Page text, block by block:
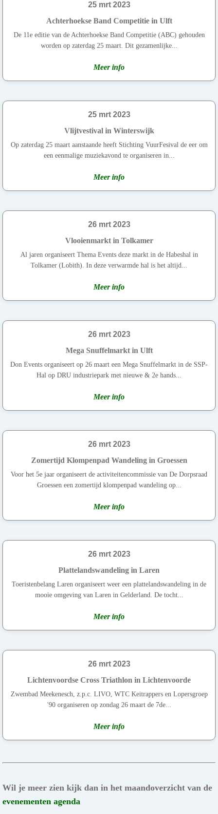
25 mrt 2023
Achterhoekse Band Competitie in Ulft
De 11e editie van de Achterhoekse Band Competitie (ABC) gehouden
worden op zaterdag 25 maart. Dit gezamenlijke...
Meer info
25 mrt 2023
Vlijtvestival in Winterswijk
Op zaterdag 25 maart aanstaande heeft Stichting VuurFesival de eer om
een eenmalige muziekavond te organiseren in...
Meer info
26 mrt 2023
Vlooienmarkt in Tolkamer
Al jaren organiseert Thema Events deze markt in de Habeshal in
Tolkamer (Lobith). In deze verwarmde hal is het altijd...
Meer info
26 mrt 2023
Mega Snuffelmarkt in Ulft
Don Events organiseert op 26 maart een Mega Snuffelmarkt in de SSP-
Hal op DRU industriepark met nieuwe & 2e hands...
Meer info
26 mrt 2023
Zomertijd Klompenpad Wandeling in Groessen
Voor het 5e jaar organiseert de activiteitencommissie van De Dorpsraad
Groessen een zomertijd klompenpad wandeling op...
Meer info
26 mrt 2023
Plattelandswandeling in Laren
Toeristenbelang Laren organiseert weer een plattelandswandeling in de
mooie omgeving van Laren in Gelderland. De tocht...
Meer info
26 mrt 2023
Lichtenvoordse Cross Triathlon in Lichtenvoorde
Zwembad Meekenesch, z.p.c. LIVO, WTC Keitrappers en Lopersgroep
'90 organiseren op zondag 26 maart de 7de...
Meer info
Wil je meer zien kijk dan in het maandoverzicht van de
evenementen agenda